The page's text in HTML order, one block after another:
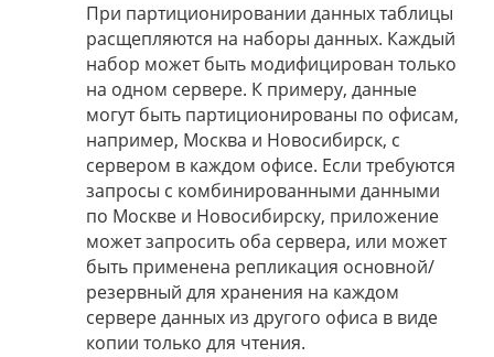
При партиционировании данных таблицы
расщепляются на наборы данных. Каждый
набор может быть модифицирован только
на одном сервере. К примеру, данные
могут быть партиционированы по офисам,
например, Москва и Новосибирск, с
сервером в каждом офисе. Если требуются
запросы с комбинированными данными
по Москве и Новосибирску, приложение
может запросить оба сервера, или может
быть применена репликация основной/
резервный для хранения на каждом
сервере данных из другого офиса в виде
копии только для чтения.